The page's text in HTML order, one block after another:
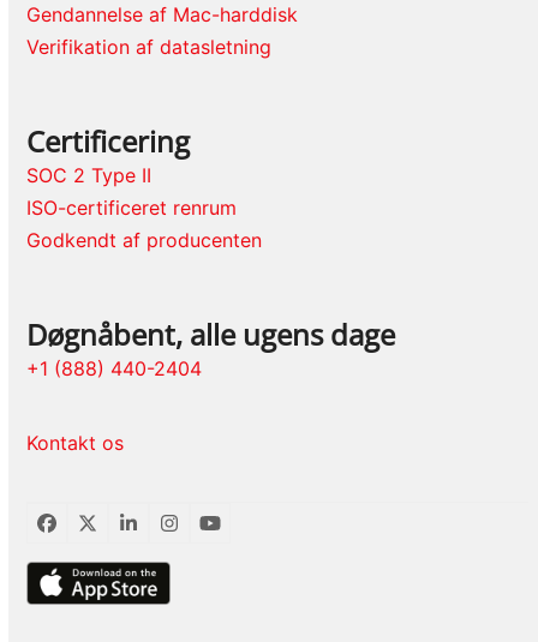
Gendannelse af Mac-harddisk
Verifikation af datasletning
Certificering
SOC 2 Type II
ISO-certificeret renrum
Godkendt af producenten
Døgnåbent, alle ugens dage
+1 (888) 440-2404
Kontakt os
Facebook
TwitterLinkedInInstagram
YouTube